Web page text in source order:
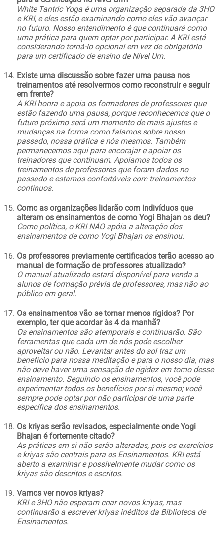
White Tantric Yoga é uma organização separada da 3HO
e KRI, e eles estão examinando como eles vão avançar
no futuro. Nosso entendimento é que continuará como
uma prática para quem optar por participar. A KRI está
considerando torná-lo opcional em vez de obrigatório
para um certificado de ensino de Nível Um.
Existe uma discussão sobre fazer uma pausa nos
treinamentos até resolvermos como reconstruir e seguir
em frente?
A KRI honra e apoia os formadores de professores que
estão fazendo uma pausa, porque reconhecemos que o
futuro próximo será um momento de mais ajustes e
mudanças na forma como falamos sobre nosso
passado, nossa prática e nós mesmos. Também
permanecemos aqui para encorajar e apoiar os
treinadores que continuam. Apoiamos todos os
treinamentos de professores que foram dados no
passado e estamos confortáveis com treinamentos
contínuos.
Como as organizações lidarão com indivíduos que
alteram os ensinamentos de como Yogi Bhajan os deu?
Como política, o KRI NÃO apóia a alteração dos
ensinamentos de como Yogi Bhajan os ensinou.
Os professores previamente certificados terão acesso ao
manual de formação de professores atualizado?
O manual atualizado estará disponível para venda a
alunos de formação prévia de professores, mas não ao
público em geral.
Os ensinamentos vão se tornar menos rígidos? Por
exemplo, ter que acordar às 4 da manhã?
Os ensinamentos são atemporais e continuarão. São
ferramentas que cada um de nós pode escolher
aproveitar ou não. Levantar antes do sol traz um
benefício para nossa meditação e para o nosso dia, mas
não deve haver uma sensação de rigidez em torno desse
ensinamento. Seguindo os ensinamentos, você pode
experimentar todos os benefícios por si mesmo; você
sempre pode optar por não participar de uma parte
específica dos ensinamentos.
Os kriyas serão revisados, especialmente onde Yogi
Bhajan é fortemente citado?
As práticas em si não serão alteradas, pois os exercícios
e kriyas são centrais para os Ensinamentos. KRI está
aberto a examinar e possivelmente mudar como os
kriyas são descritos e escritos.
Vamos ver novos kriyas?
KRI e 3HO não esperam criar novos kriyas, mas
continuarão a escrever kriyas inéditos da Biblioteca de
Ensinamentos.